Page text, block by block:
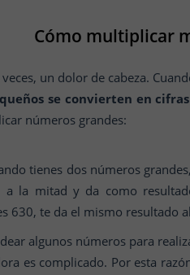
Cómo multiplicar
un dolor de cabeza.
se convierten en
números grandes:
tienes dos números
la mitad y da como
630, te da el mismo resultado
algunos números para
es complicado. Por esta